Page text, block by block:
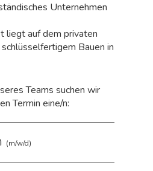
Unternehmen
liegt auf dem privaten
Bauen in
Teams suchen wir
Termin eine/n:
(m/w/d)